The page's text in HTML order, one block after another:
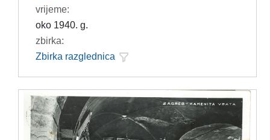
vrijeme:
oko 1940. g.
zbirka:
Zbirka razglednica